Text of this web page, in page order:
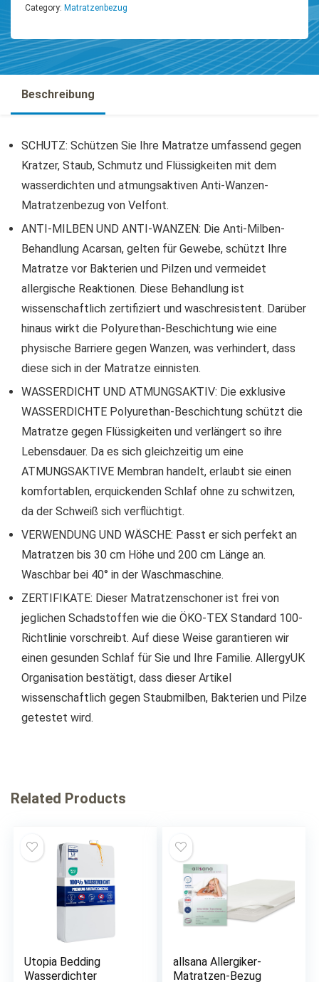
Category: Matratzenbezug
Beschreibung
SCHUTZ: Schützen Sie Ihre Matratze umfassend gegen
Kratzer, Staub, Schmutz und Flüssigkeiten mit dem
wasserdichten und atmungsaktiven Anti-Wanzen-
Matratzenbezug von Velfont.
ANTI-MILBEN UND ANTI-WANZEN: Die Anti-Milben-
Behandlung Acarsan, gelten für Gewebe, schützt Ihre
Matratze vor Bakterien und Pilzen und vermeidet
allergische Reaktionen. Diese Behandlung ist
wissenschaftlich zertifiziert und waschresistent. Darüber
hinaus wirkt die Polyurethan-Beschichtung wie eine
physische Barriere gegen Wanzen, was verhindert, dass
diese sich in der Matratze einnisten.
WASSERDICHT UND ATMUNGSAKTIV: Die exklusive
WASSERDICHTE Polyurethan-Beschichtung schützt die
Matratze gegen Flüssigkeiten und verlängert so ihre
Lebensdauer. Da es sich gleichzeitig um eine
ATMUNGSAKTIVE Membran handelt, erlaubt sie einen
komfortablen, erquickenden Schlaf ohne zu schwitzen,
da der Schweiß sich verflüchtigt.
VERWENDUNG UND WÄSCHE: Passt er sich perfekt an
Matratzen bis 30 cm Höhe und 200 cm Länge an.
Waschbar bei 40° in der Waschmaschine.
ZERTIFIKATE: Dieser Matratzenschoner ist frei von
jeglichen Schadstoffen wie die ÖKO-TEX Standard 100-
Richtlinie vorschreibt. Auf diese Weise garantieren wir
einen gesunden Schlaf für Sie und Ihre Familie. AllergyUK
Organisation bestätigt, dass dieser Artikel
wissenschaftlich gegen Staubmilben, Bakterien und Pilze
getestet wird.
Related Products
Utopia Bedding
Wasserdichter
allsana Allergiker-
Matratzen-Bezug